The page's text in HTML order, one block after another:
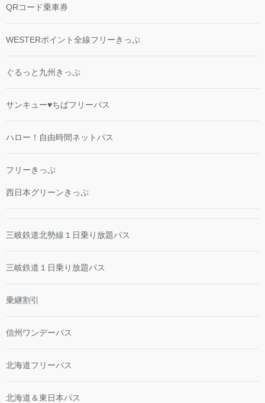
QRコード乗車券
WESTERポイント全線フリーきっぷ
ぐるっと九州きっぷ
サンキュー♥ちばフリーパス
ハロー！自由時間ネットパス
フリーきっぷ
西日本グリーンきっぷ
三岐鉄道北勢線１日乗り放題パス
三岐鉄道１日乗り放題パス
乗継割引
信州ワンデーパス
北海道フリーパス
北海道＆東日本パス